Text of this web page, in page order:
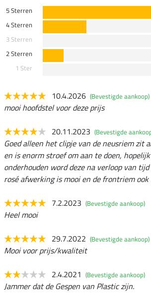
5 Sterren
4 Sterren
3 Sterren
2 Sterren
1 Ster
10.4.2026 (Bevestigde aankoop)
mooi hoofdstel voor deze prijs
20.11.2023 (Bevestigde
Goed alleen het clipje van de neusriem zit
en is enorm stroef om aan te doen,
onderhouden word deze na verloop van
rosé afwerking is mooi en de frontriem ook
7.2.2023 (Bevestigde aankoop)
Heel mooi
29.7.2022 (Bevestigde aankoop)
Mooi voor prijs/kwaliteit
2.4.2021 (Bevestigde aankoop)
Jammer dat de Gespen van Plastic zijn.